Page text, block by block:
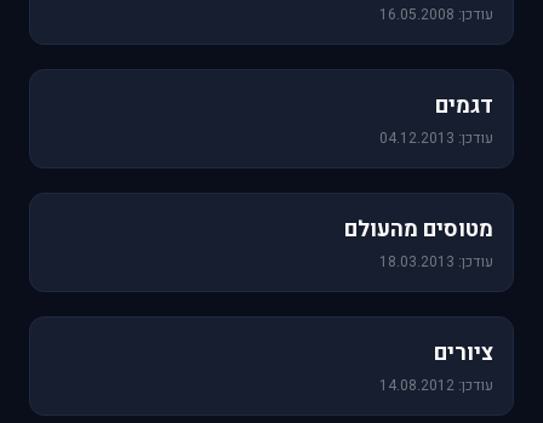
עודכן: 16.05.2008
דגמים
עודכן: 04.12.2013
מטוסים מהעולם
עודכן: 18.03.2013
ציורים
עודכן: 14.08.2012